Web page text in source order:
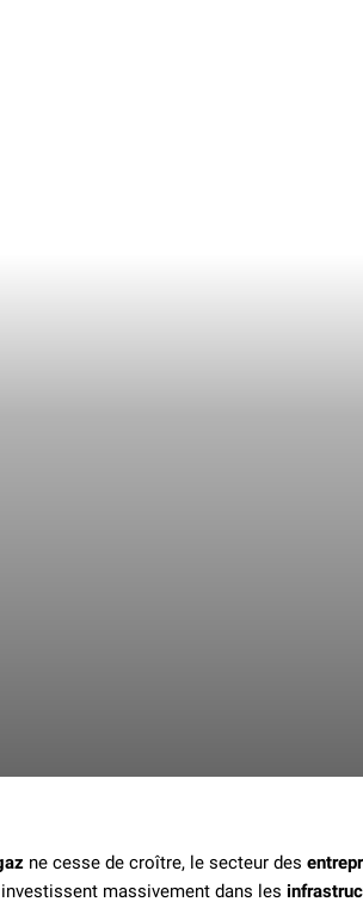
ne cesse de croître, le secteur des
massivement dans les